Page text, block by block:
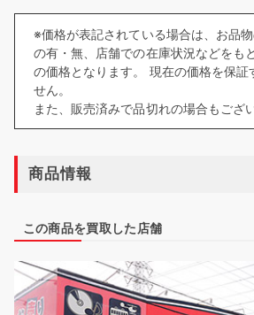
※価格が表記されている場合は、お品
の有・無、店舗での在庫状況などをも
の価格となります。 現在の価格を保証
せん。
また、販売済みで品切れの場合もござ
商品情報
この商品を買取した店舗